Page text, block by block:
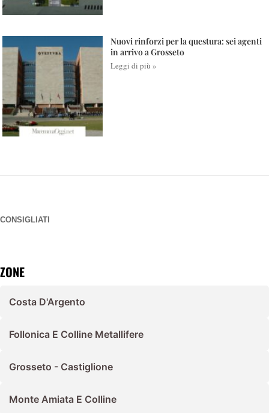
Nuovi rinforzi per la questura: sei agenti
in arrivo a Grosseto
Leggi di più »
CONSIGLIATI
ZONE
Costa D'Argento
Follonica E Colline Metallifere
Grosseto - Castiglione
Monte Amiata E Colline